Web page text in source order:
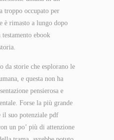
troppo occupato per
è rimasto a lungo dopo
ebook
da storie che esplorano le
e questa non ha
pensierosa e
Forse la più grande
il suo potenziale pdf
un po’ più di attenzione